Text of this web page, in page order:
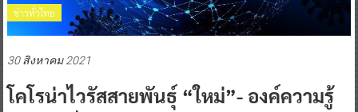
ข่าวทั่วไทย
30 สิงหาคม 2021
โคโรน่าไวรัสสายพันธุ์ “ใหม่”- องค์ความรู้